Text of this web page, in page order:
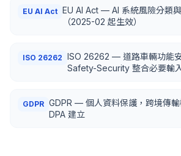
EU AI Act EU AI Act — AI 系統風險分類
（2025-02 起生效）
ISO 26262 ISO 26262 — 道路車輛功能安
Safety-Security 整合必要輸
GDPR GDPR — 個人資料保護，跨境傳
DPA 建立